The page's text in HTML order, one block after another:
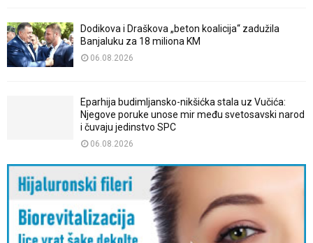
Dodikova i Draškova „beton koalicija“ zadužila
Banjaluku za 18 miliona KM
06.08.2026
Eparhija budimljansko-nikšićka stala uz Vučića:
Njegove poruke unose mir među svetosavski narod
i čuvaju jedinstvo SPC
06.08.2026